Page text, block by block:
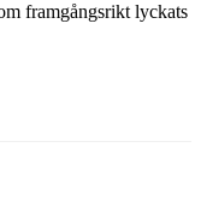
framgångsrikt lyckats